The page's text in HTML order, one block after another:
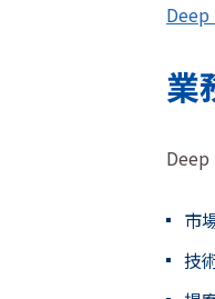
業
Deep
市
技